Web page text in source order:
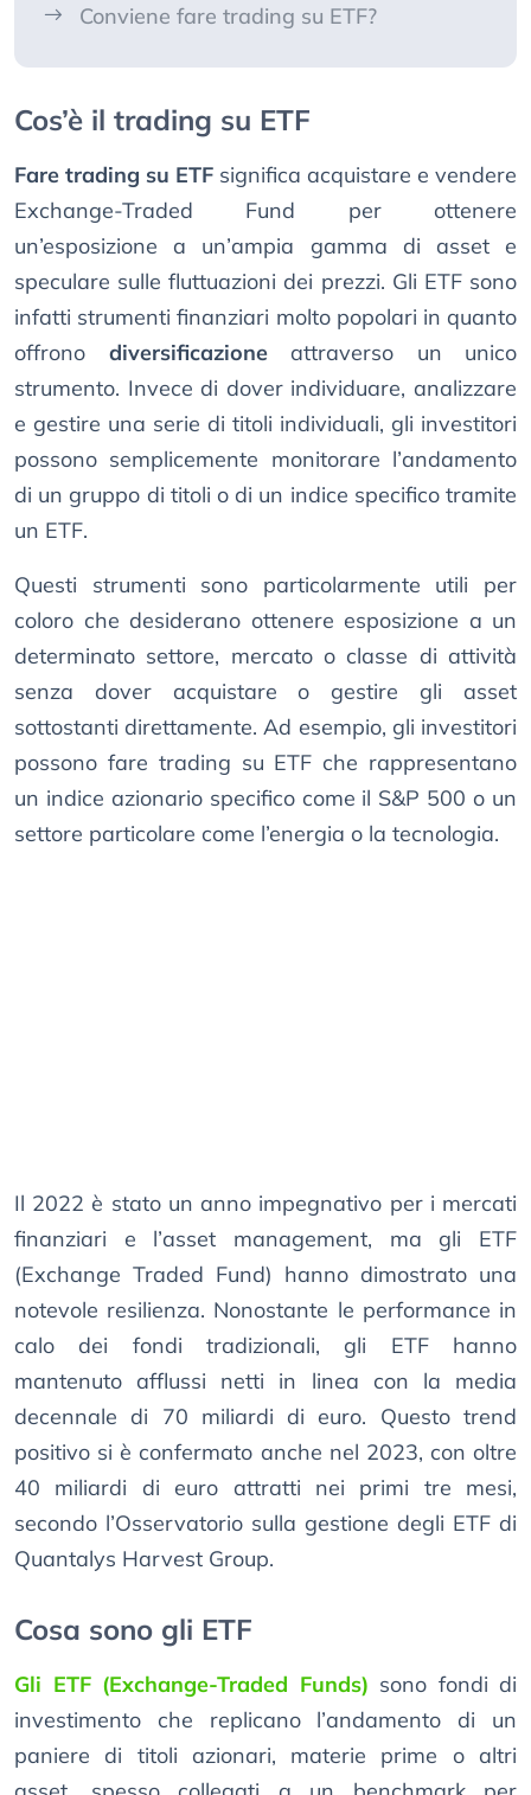
Conviene fare trading su ETF?
Cos’è il trading su ETF
Fare trading su ETF significa acquistare e vendere
Exchange-Traded Fund per ottenere
un’esposizione a un’ampia gamma di asset e
speculare sulle fluttuazioni dei prezzi. Gli ETF sono
infatti strumenti finanziari molto popolari in quanto
offrono diversificazione attraverso un unico
strumento. Invece di dover individuare, analizzare
e gestire una serie di titoli individuali, gli investitori
possono semplicemente monitorare l’andamento
di un gruppo di titoli o di un indice specifico tramite
un ETF.
Questi strumenti sono particolarmente utili per
coloro che desiderano ottenere esposizione a un
determinato settore, mercato o classe di attività
senza dover acquistare o gestire gli asset
sottostanti direttamente. Ad esempio, gli investitori
possono fare trading su ETF che rappresentano
un indice azionario specifico come il S&P 500 o un
settore particolare come l’energia o la tecnologia.
Il 2022 è stato un anno impegnativo per i mercati
finanziari e l’asset management, ma gli ETF
(Exchange Traded Fund) hanno dimostrato una
notevole resilienza. Nonostante le performance in
calo dei fondi tradizionali, gli ETF hanno
mantenuto afflussi netti in linea con la media
decennale di 70 miliardi di euro. Questo trend
positivo si è confermato anche nel 2023, con oltre
40 miliardi di euro attratti nei primi tre mesi,
secondo l’Osservatorio sulla gestione degli ETF di
Quantalys Harvest Group.
Cosa sono gli ETF
Gli ETF (Exchange-Traded Funds) sono fondi di
investimento che replicano l’andamento di un
paniere di titoli azionari, materie prime o altri